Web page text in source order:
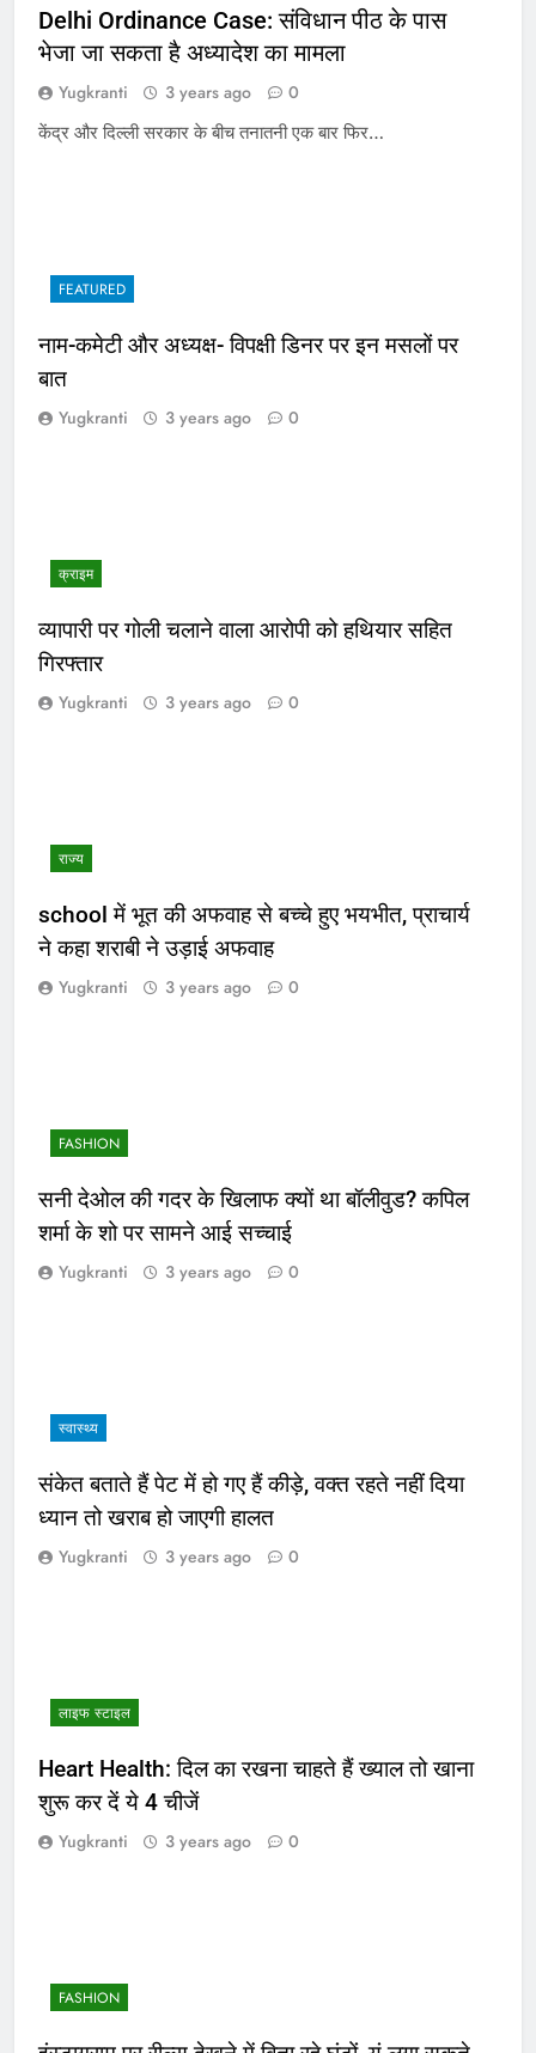
Delhi Ordinance Case: संविधान पीठ के पास
भेजा जा सकता है अध्यादेश का मामला
Yugkranti 3 years ago 0
केंद्र और दिल्ली सरकार के बीच तनातनी एक बार फिर…
FEATURED
नाम-कमेटी और अध्यक्ष- विपक्षी डिनर पर इन मसलों पर
बात
Yugkranti 3 years ago 0
क्राइम
व्यापारी पर गोली चलाने वाला आरोपी को हथियार सहित
गिरफ्तार
Yugkranti 3 years ago 0
राज्य
school में भूत की अफवाह से बच्चे हुए भयभीत, प्राचार्य
ने कहा शराबी ने उड़ाई अफवाह
Yugkranti 3 years ago 0
FASHION
सनी देओल की गदर के खिलाफ क्यों था बॉलीवुड? कपिल
शर्मा के शो पर सामने आई सच्चाई
Yugkranti 3 years ago 0
स्वास्थ्य
संकेत बताते हैं पेट में हो गए हैं कीड़े, वक्त रहते नहीं दिया
ध्यान तो खराब हो जाएगी हालत
Yugkranti 3 years ago 0
लाइफ स्टाइल
Heart Health: दिल का रखना चाहते हैं ख्याल तो खाना
शुरू कर दें ये 4 चीजें
Yugkranti 3 years ago 0
FASHION